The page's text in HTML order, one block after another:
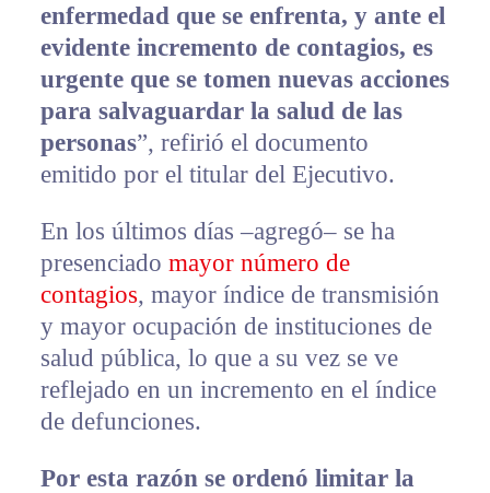
enfermedad que se enfrenta, y ante el
evidente incremento de contagios, es
urgente que se tomen nuevas acciones
para salvaguardar la salud de las
personas”, refirió el documento
emitido por el titular del Ejecutivo.
En los últimos días –agregó– se ha
presenciado mayor número de
contagios, mayor índice de transmisión
y mayor ocupación de instituciones de
salud pública, lo que a su vez se ve
reflejado en un incremento en el índice
de defunciones.
Por esta razón se ordenó limitar la